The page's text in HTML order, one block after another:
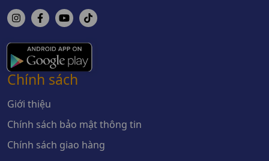
Chính sách
Giới thiệu
Chính sách bảo mật thông tin
Chính sách giao hàng